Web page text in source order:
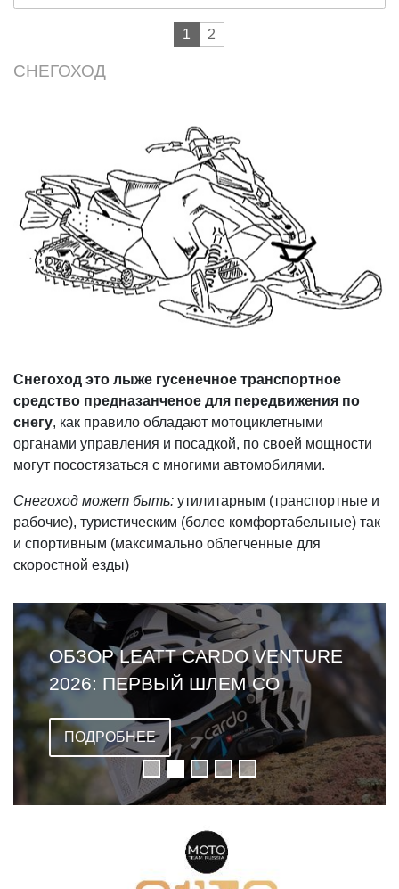
1 2
СНЕГОХОД
Снегоход это лыже гусенечное транспортное
средство предназанченое для передвижения по
снегу, как правило обладают мотоциклетными
органами управления и посадкой, по своей мощности
могут посостязаться с многими автомобилями.
Снегоход может быть: утилитарным (транспортные и
рабочие), туристическим (более комфортабельные) так
и спортивным (максимально облегченные для
скоростной езды)
ОБЗОР LEATT CARDO VENTURE
2026: ПЕРВЫЙ ШЛЕМ СО
ВСТРОЕННОЙ ГАРНИТУРОЙ
ПОДРОБНЕЕ